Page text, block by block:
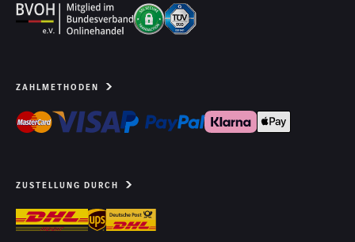
ZAHLMETHODEN
ZUSTELLUNG DURCH